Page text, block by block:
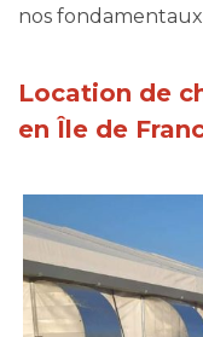
nos
Location de
en Île de